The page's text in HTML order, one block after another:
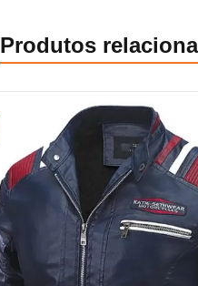
Produtos